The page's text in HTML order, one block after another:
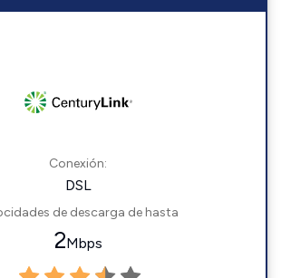
Conexión:
DSL
de descarga de hasta
2Mbps